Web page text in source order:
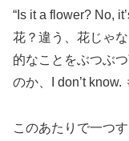
“Is it a flower? No,
花？違う、花じゃな
的なことをぶつぶ
のか、I don’t know.
このあたりで一つ